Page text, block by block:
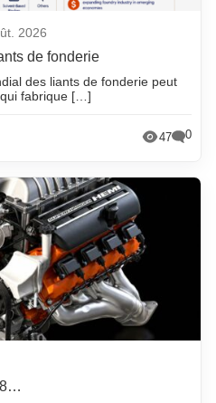
2026
de fonderie
des liants de fonderie peut
qui fabrique […]
47 0